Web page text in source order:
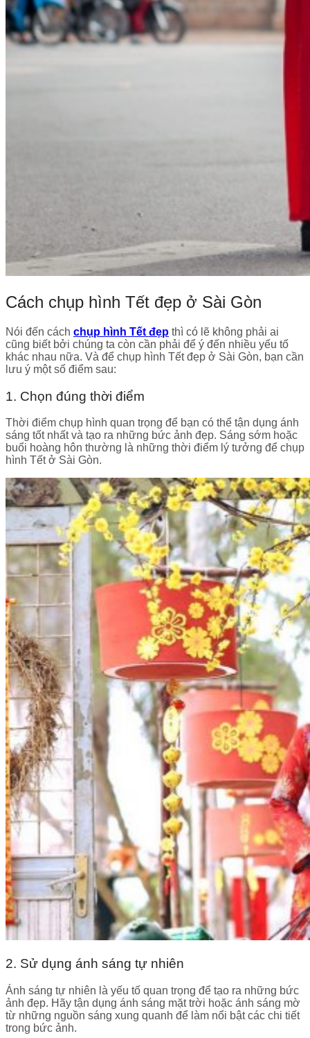
Cách chụp hình Tết đẹp ở Sài Gòn
Nói đến cách chụp hình Tết đẹp thì có lẽ không phải ai
cũng biết bởi chúng ta còn cần phải để ý đến nhiều yếu tố
khác nhau nữa. Và để chụp hình Tết đẹp ở Sài Gòn, bạn cần
lưu ý một số điểm sau:
1. Chọn đúng thời điểm
Thời điểm chụp hình quan trọng để bạn có thể tận dụng ánh
sáng tốt nhất và tạo ra những bức ảnh đẹp. Sáng sớm hoặc
buổi hoàng hôn thường là những thời điểm lý tưởng để chụp
hình Tết ở Sài Gòn.
2. Sử dụng ánh sáng tự nhiên
Ánh sáng tự nhiên là yếu tố quan trọng để tạo ra những bức
ảnh đẹp. Hãy tận dụng ánh sáng mặt trời hoặc ánh sáng mờ
từ những nguồn sáng xung quanh để làm nổi bật các chi tiết
trong bức ảnh.